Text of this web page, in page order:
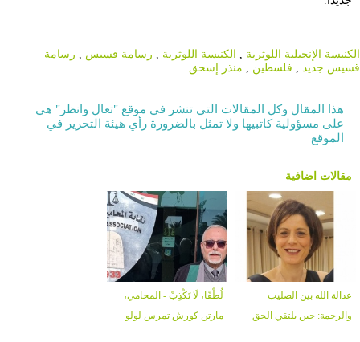
الكنيسة الإنجيلية اللوثرية الكنيسة اللوثرية رسامة قسيس
رسامة
قسيس جديد
فلسطين منذر إسحق
هذا المقال وكل المقالات التي تنشر في موقع "تعال وانظر" هي
على مسؤولية كاتبيها ولا تمثل بالضرورة رأي هيئة التحرير في
الموقع
مقالات اضافية
عدالة الله بين الصليب
والرحمة: حين يلتقي الحق
بالغفران - د. خلوب قعوار
لُطْفًا، لَا تَكْذِبْ - المحامي،
مارتن كورش تمرس لولو